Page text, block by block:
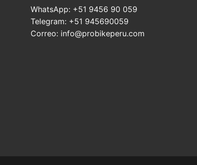
WhatsApp: +51 9456 90 059
Telegram: +51 945690059
Correo: info@probikeperu.com